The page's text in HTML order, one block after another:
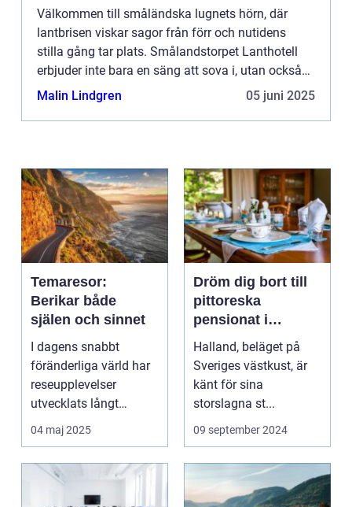
Välkommen till småländska lugnets hörn, där
lantbrisen viskar sagor från förr och nutidens
stilla gång tar plats. Smålandstorpet Lanthotell
erbjuder inte bara en säng att sova i, utan också
en oas bortom stadens brus, där tiden tycks
Malin Lindgren 05 juni 2025
Temaresor:
Berikar både
själen och sinnet
I dagens snabbt
föränderliga värld har
reseupplevelser
utvecklats långt
bortom ...
04 maj 2025
Dröm dig bort till
pittoreska
pensionat i
Halland
Halland, beläget på
Sveriges västkust, är
känt för sina
storslagna st...
09 september 2024